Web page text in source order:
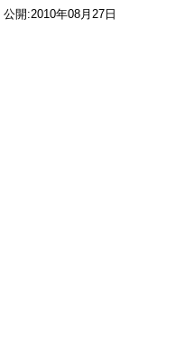
公開:2010年08月27日